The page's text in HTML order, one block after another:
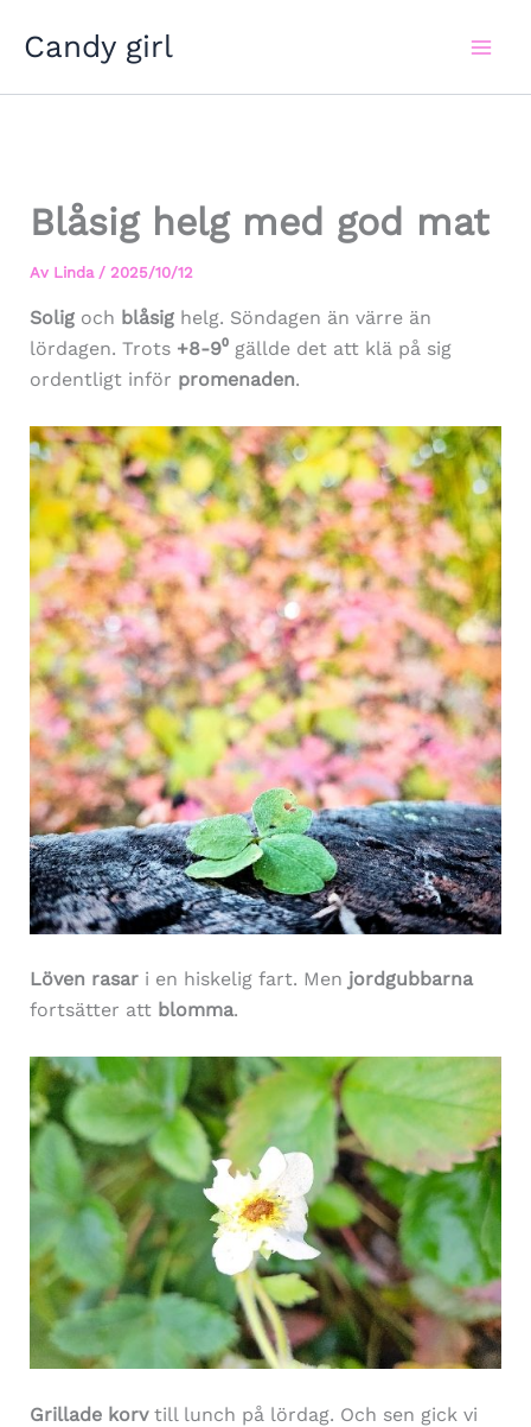
Candy girl
Blåsig helg med god mat
Av Linda / 2025/10/12
Soligoch blåsighelg. Söndagen än värre än
lördagen. Trots +8-9⁰gällde det att klä på sig
ordentligt inför promenaden.
Löven rasari en hiskelig fart. Men jordgubbarna
fortsätter att blomma.
Grillade korvtill lunch på lördag. Och sen gick vi